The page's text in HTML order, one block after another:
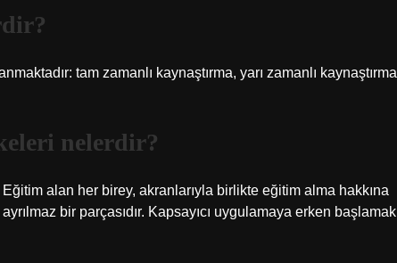
tam zamanlı kaynaştırma, yarı zamanlı kaynaştırma
nelerdir?
alan her birey, akranlarıyla birlikte eğitim alma hakkına
bir parçasıdır. Kapsayıcı uygulamaya erken başlamak